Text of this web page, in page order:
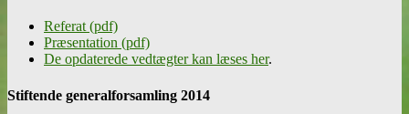
Referat (pdf)
Præsentation (pdf)
De opdaterede vedtægter kan læses her.
Stiftende generalforsamling 2014